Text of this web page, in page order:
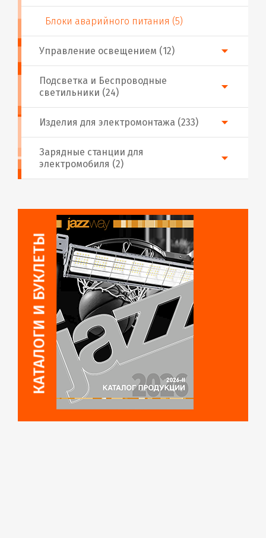
Блоки аварийного питания (5)
Подсветка и Беспроводные
светильники (24)
Изделия для электромонтажа (233)
Управление освещением (12)
Зарядные станции для
электромобиля (2)